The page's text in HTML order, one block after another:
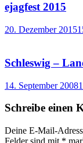
ejagfest 2015
20. Dezember 2015
Schleswig –
14. September 2008
Schreibe einen
Deine E-Mail-
Felder sind mit *